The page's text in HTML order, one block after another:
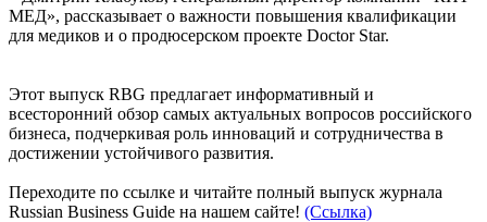
МЕД», рассказывает о важности повышения квалификации
для медиков и о продюсерском проекте Doctor Star.
Этот выпуск RBG предлагает информативный и
всесторонний обзор самых актуальных вопросов российского
бизнеса, подчеркивая роль инноваций и сотрудничества в
достижении устойчивого развития.
Переходите по ссылке и читайте полный выпуск журнала
Russian Business Guide на нашем сайте! (Ссылка)